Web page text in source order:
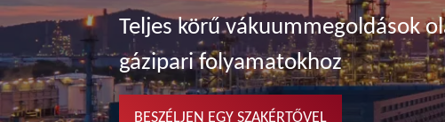
Teljes körű vákuummegoldások
gázipari folyamatokhoz
BESZÉLJEN EGY SZAKÉRTŐVEL